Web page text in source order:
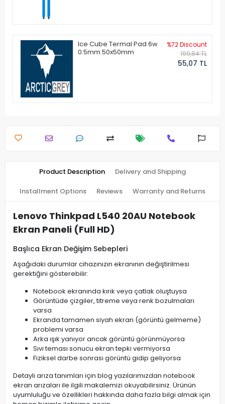
Ice Cube Termal Pad 6w
0.5mm 50x50mm
%72 Discount
199,84 TL
55,07 TL
Product Description Delivery and Shipping
Installment Options Reviews Warranty and Returns
Lenovo Thinkpad L540 20AU Notebook
Ekran Paneli (Full HD)
Başlıca Ekran Değişim Sebepleri
Aşağıdaki durumlar cihazınızın ekranının değiştirilmesi
gerektiğini gösterebilir:
Notebook ekranında kırık veya çatlak oluştuysa
Görüntüde çizgiler, titreme veya renk bozulmaları
varsa
Ekranda tamamen siyah ekran (görüntü gelmeme)
problemi varsa
Arka ışık yanıyor ancak görüntü görünmüyorsa
Sıvı teması sonucu ekran tepki vermiyorsa
Fiziksel darbe sonrası görüntü gidip geliyorsa
Detaylı arıza tanımları için blog yazılarımızdan notebook
ekran arızaları ile ilgili makalemizi okuyabilirsiniz. Ürünün
uyumluluğu ve özellikleri hakkında daha fazla bilgi almak için